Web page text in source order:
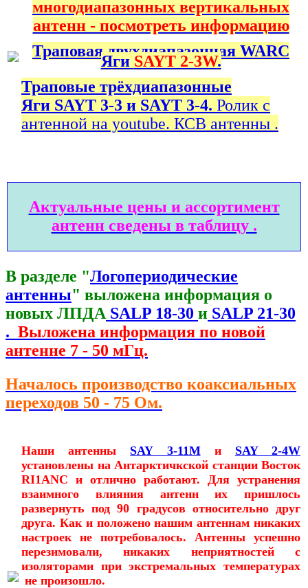
многодиапазонных вертикальных
антенн - посмотреть информацию
Траповая двухдиапазонная WARC
Яги SAYT 2-3W.
Траповые трёхдиапазонные
Яги SAYT 3-3 и SAYT 3-4. Ролик с
антенной на youtube. КСВ антенны .
Актуальные цены и ассортимент
антенн сведены в таблицу .
В разделе "Логопериодические
антенны" выложена информация о
новых ЛПДА SALP 18-30 и SALP 21-30
. Выложена информация по новой
антенне 7 - 50 мГц.
Началось производство коаксиальных
переходов 50 - 75 Ом.
Наши антенны SAY 3-11Mи SAY 2-4W
установлены на Антарктичкской станции Восток
RI1ANC и отлично работают. Для устранения
взаимного влияния антенн их пришлось
развернуть под 90 градусов относительно друг
друга. Как и положено нашим антеннам никаких
настроек не потребовалось. Антенны успешно
перезимовали, никаких неприятностей с
изоляторами при экстремальных температурах
не произошло.